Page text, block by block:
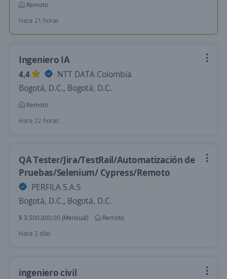
Remoto
Hace 21 horas
Ingeniero IA
4,4
NTT DATA Colombia
Bogotá, D.C., Bogotá, D.C.
Remoto
Hace 22 horas
QA Tester/Jira/TestRail/Automatización de
Pruebas/Selenium/ Cypress/Remoto
PERFILA S.A.S
Bogotá, D.C., Bogotá, D.C.
$ 3.500.000,00 (Mensual)
Remoto
Hace 2 días
ingeniero civil